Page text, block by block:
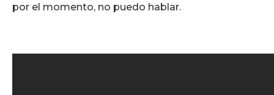
por el momento, no puedo hablar.